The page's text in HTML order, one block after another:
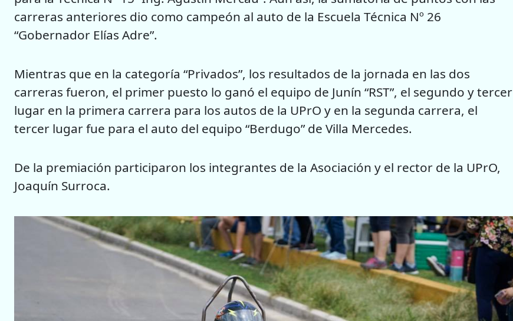
carreras anteriores dio como campeón al auto de la Escuela Técnica Nº 26
“Gobernador Elías Adre”.
Mientras que en la categoría “Privados”, los resultados de la jornada en las dos
carreras fueron, el primer puesto lo ganó el equipo de Junín “RST”, el segundo y tercer
lugar en la primera carrera para los autos de la UPrO y en la segunda carrera, el
tercer lugar fue para el auto del equipo “Berdugo” de Villa Mercedes.
De la premiación participaron los integrantes de la Asociación y el rector de la UPrO,
Joaquín Surroca.